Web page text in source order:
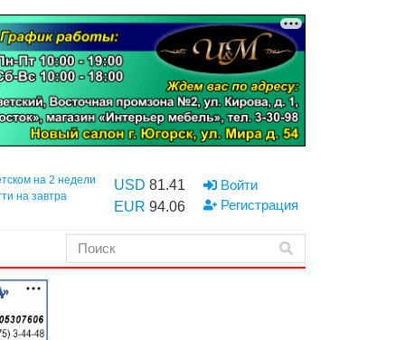
на 2 недели
на завтра
USD 81.41
EUR 94.06
Войти
Регистрация